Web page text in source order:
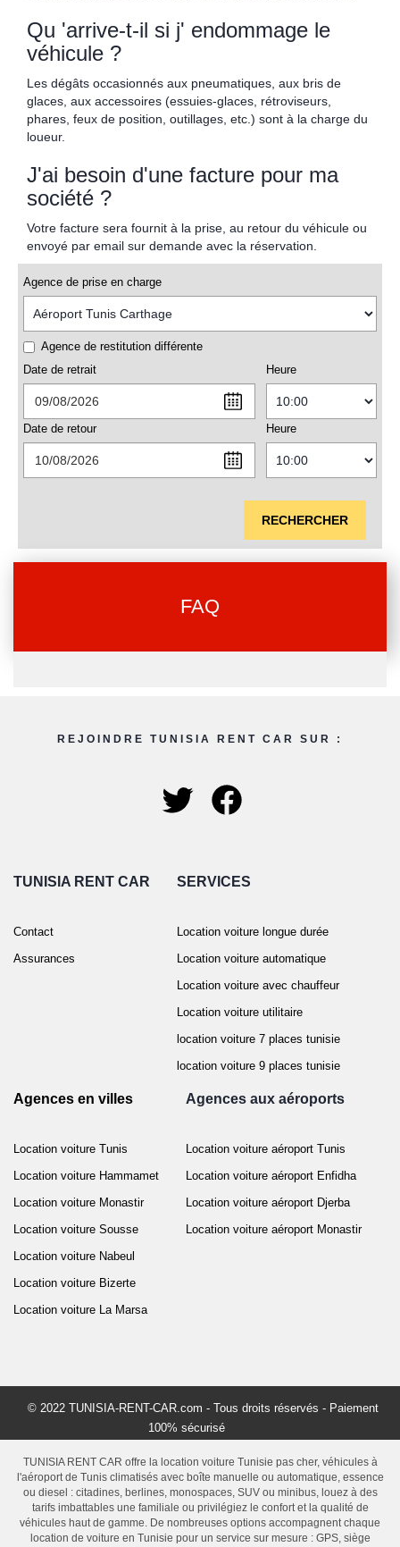
Qu 'arrive-t-il si j' endommage le
véhicule ?
Les dégâts occasionnés aux pneumatiques, aux bris de
glaces, aux accessoires (essuies-glaces, rétroviseurs,
phares, feux de position, outillages, etc.) sont à la charge du
loueur.
J'ai besoin d'une facture pour ma
société ?
Votre facture sera fournit à la prise, au retour du véhicule ou
envoyé par email sur demande avec la réservation.
Agence de prise en charge
Agence de restitution différente
Date de retrait
Heure
Date de retour Heure
RECHERCHER
FAQ
REJOINDRE TUNISIA RENT CAR SUR :
TUNISIA RENT CAR
Contact
Assurances
SERVICES
Location voiture longue durée
Location voiture automatique
Location voiture avec chauffeur
Location voiture utilitaire
location voiture 7 places tunisie
location voiture 9 places tunisie
Agences en villes
Location voiture Tunis
Location voiture Hammamet
Location voiture Monastir
Location voiture Sousse
Location voiture Nabeul
Location voiture Bizerte
Location voiture La Marsa
Agences aux aéroports
Location voiture aéroport Tunis
Location voiture aéroport Enfidha
Location voiture aéroport Djerba
Location voiture aéroport Monastir
© 2022 TUNISIA-RENT-CAR.com - Tous droits réservés - Paiement
100% sécurisé
TUNISIA RENT CAR offre la location voiture Tunisie pas cher, véhicules à
l'aéroport de Tunis climatisés avec boîte manuelle ou automatique, essence
ou diesel : citadines, berlines, monospaces, SUV ou minibus, louez à des
tarifs imbattables une familiale ou privilégiez le confort et la qualité de
véhicules haut de gamme. De nombreuses options accompagnent chaque
location de voiture en Tunisie pour un service sur mesure : GPS, siège